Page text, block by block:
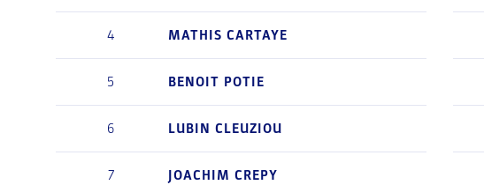
4 MATHIS CARTAYE
5 BENOIT POTIE
6 LUBIN CLEUZIOU
7 JOACHIM CREPY